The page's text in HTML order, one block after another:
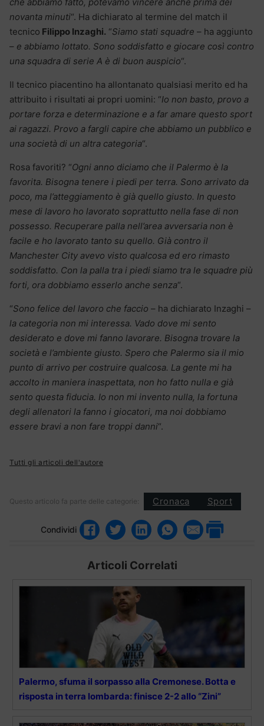
novanta minuti“. Ha dichiarato al termine del match il
tecnico Filippo Inzaghi. “Siamo stati squadre – ha aggiunto
– e abbiamo lottato. Sono soddisfatto e giocare così contro
una squadra di serie A è di buon auspicio“.
Il tecnico piacentino ha allontanato qualsiasi merito ed ha
attribuito i risultati ai propri uomini: “Io non basto, provo a
portare forza e determinazione e a far amare questo sport
ai ragazzi. Provo a fargli capire che abbiamo un pubblico e
una società di un altra categoria“.
Rosa favoriti? “Ogni anno diciamo che il Palermo è la
favorita. Bisogna tenere i piedi per terra. Sono arrivato da
poco, ma l’atteggiamento è già quello giusto. In questo
mese di lavoro ho lavorato soprattutto nella fase di non
possesso. Recuperare palla nell’area avversaria non è
facile e ho lavorato tanto su quello. Già contro il
Manchester City avevo visto qualcosa ed ero rimasto
soddisfatto. Con la palla tra i piedi siamo tra le squadre più
forti, ora dobbiamo esserlo anche senza“.
“Sono felice del lavoro che faccio – ha dichiarato Inzaghi –
la categoria non mi interessa. Vado dove mi sento
desiderato e dove mi fanno lavorare. Bisogna trovare la
società e l’ambiente giusto. Spero che Palermo sia il mio
punto di arrivo per costruire qualcosa. La gente mi ha
accolto in maniera inaspettata, non ho fatto nulla e già
sento questa fiducia. Io non mi invento nulla, la fortuna
degli allenatori la fanno i giocatori, ma noi dobbiamo
essere bravi a non fare troppi danni“.
Tutti gli articoli dell'autore
Questo articolo fa parte delle categorie: Cronaca Sport
Condividi
Articoli Correlati
Palermo, sfuma il sorpasso alla Cremonese. Botta e
risposta in terra lombarda: finisce 2-2 allo “Zini”